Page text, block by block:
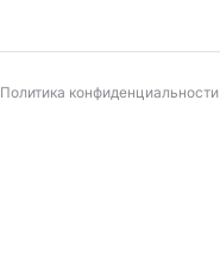
Политика конфиденциальности